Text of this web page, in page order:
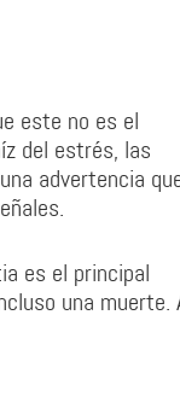
este no es el
del estrés, las
advertencia
es el principal
una muerte.